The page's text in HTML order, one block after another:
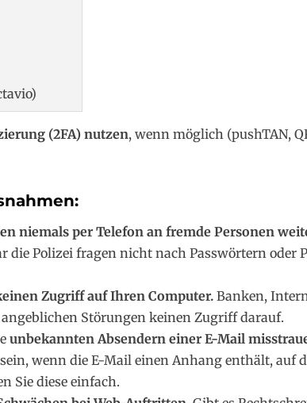
(2FA) nutzen, wenn möglich (pushTAN,
niemals per Telefon an fremde Personen
die Polizei fragen nicht nach Passwörtern oder
Zugriff auf Ihren Computer. Banken,
Störungen keinen Zugriff darauf.
unbekannten Absendern einer E-Mail
wenn die E-Mail einen Anhang enthält, auf
Sie diese einfach.